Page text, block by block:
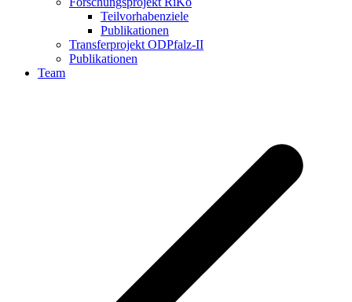
Teilvorhabenziele
Publikationen
Transferprojekt ODPfalz-II
Publikationen
Team